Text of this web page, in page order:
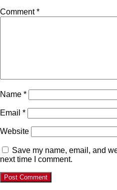
Comment*
Name *
Email *
Website
Save my name, email, and
next time I comment.